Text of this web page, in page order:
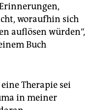
woraufhin sich
auflösen würden“,
Buch
Therapie sei
in meiner